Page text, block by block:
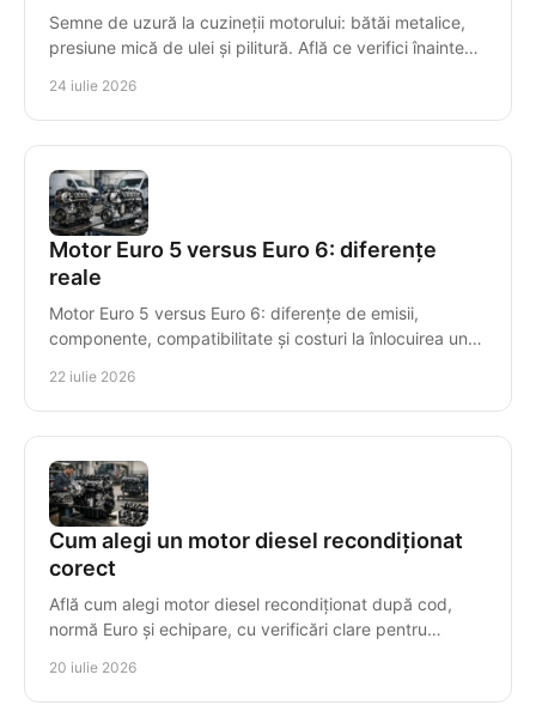
Semne de uzură la cuzineții motorului: bătăi metalice,
presiune mică de ulei și pilitură. Află ce verifici înainte
24 iulie 2026
Motor Euro 5 versus Euro 6: diferențe
reale
Motor Euro 5 versus Euro 6: diferențe de emisii,
componente, compatibilitate și costuri la înlocuirea unui
22 iulie 2026
Cum alegi un motor diesel recondiționat
corect
Află cum alegi motor diesel recondiționat după cod,
normă Euro și echipare, cu verificări clare pentru
20 iulie 2026